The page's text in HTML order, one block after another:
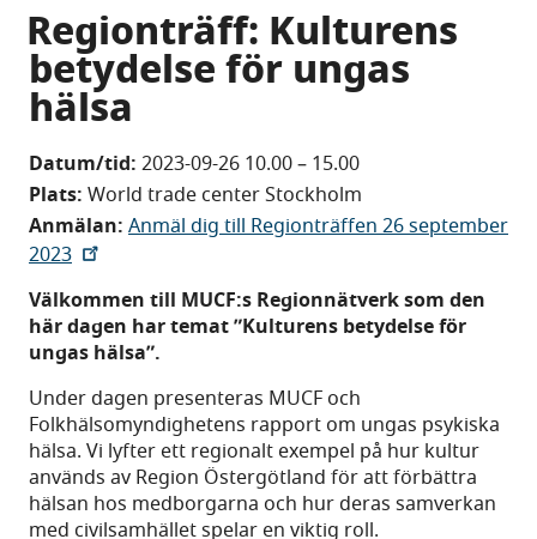
Regionträff: Kulturens
betydelse för ungas
hälsa
Datum/tid: 2023-09-26 10.00– 15.00
Plats: World trade center Stockholm
Anmälan: Anmäl dig till Regionträffen 26 september
2023
Välkommen till MUCF:s Regionnätverk som den
här dagen har temat ”Kulturens betydelse för
ungas hälsa”.
Under dagen presenteras MUCF och
Folkhälsomyndighetens rapport om ungas psykiska
hälsa. Vi lyfter ett regionalt exempel på hur kultur
används av Region Östergötland för att förbättra
hälsan hos medborgarna och hur deras samverkan
med civilsamhället spelar en viktig roll.